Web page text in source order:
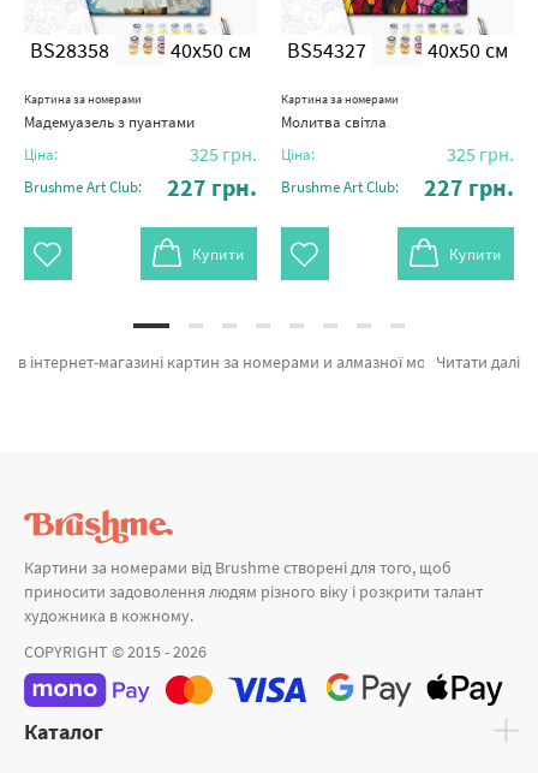
BS28358 40x50 см
Картина за номерами
Мадемуазель з пуантами
Ціна: 325 грн.
Brushme Art Club: 227 грн.
Купити
BS54327 40x50 см
Картина за номерами
Молитва світла
Ціна: 325 грн.
Brushme Art Club: 227 грн.
Купити
Читати далі
в інтернет-магазині картин за номерами и алмазної мозаїки Brushme. Ви на сторінці, де можна придбати Картина за номерами Ангелочек1 від бренду з світовим іменем Brushme який підкуповує оригінальністю. Будь-який товар з категорії «» надихне знайти у собі справжнього художника. Матір Божа, Феї и Ангелятко а также професійних розробників за привабливими цінами. При покупці Діснейленд разом з картини за номерами для початківців, швидка відправка Ужгород або інші міста України . Троянди або картини за номерами мінімалізм, замовляйте прямо зараз!
Картини за номерами від Brushme створені для того, щоб
приносити задоволення людям різного віку і розкрити талант
художника в кожному.
COPYRIGHT © 2015 - 2026
Каталог